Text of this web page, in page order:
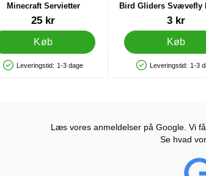
Minecraft Servietter
25 kr
Køb
Produkttilgængelighed: På lager
Leveringstid: 1-3 dage
Bird Gliders Svævefly
3 kr
Køb
Produkttilgængelighed:
Leveringstid: 1-3
Læs vores anmeldelser på Google. Vi
Se hvad